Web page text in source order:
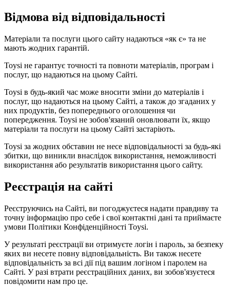
Відмова від відповідальності
Матеріали та послуги цього сайту надаються «як є» та не
мають жодних гарантій.
Toysi не гарантує точності та повноти матеріалів, програм і
послуг, що надаються на цьому Сайті.
Toysi в будь-який час може вносити зміни до матеріалів і
послуг, що надаються на цьому Сайті, а також до згаданих у
них продуктів, без попереднього оголошення чи
попередження. Toysi не зобов'язаний оновлювати їх, якщо
матеріали та послуги на цьому Сайті застаріють.
Toysi за жодних обставин не несе відповідальності за будь-які
збитки, що виникли внаслідок використання, неможливості
використання або результатів використання цього сайту.
Реєстрація на сайті
Реєструючись на Сайті, ви погоджуєтеся надати правдиву та
точну інформацію про себе і свої контактні дані та приймаєте
умови Політики Конфіденційності Toysi.
У результаті реєстрації ви отримуєте логін і пароль, за безпеку
яких ви несете повну відповідальність. Ви також несете
відповідальність за всі дії під вашим логіном і паролем на
Сайті. У разі втрати реєстраційних даних, ви зобов'язуєтеся
повідомити нам про це.